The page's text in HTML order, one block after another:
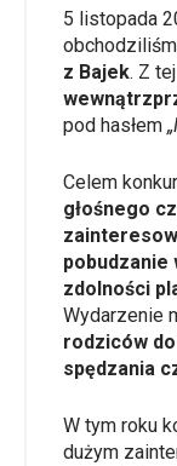
5 listopada
z Bajek. Z
pod hasłem
Celem
głośnego
pobudzanie
zdolności
Wydarzenie
rodziców
spędzania
W tym roku
dużym